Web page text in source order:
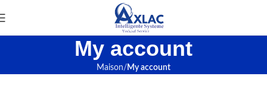
My account
Maison My account